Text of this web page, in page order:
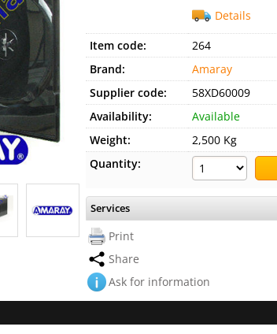
Details
Item code:
264
Brand:
Amaray
Supplier code:
58XD60009
Availability:
Available
Weight:
2,500 Kg
Quantity:
Services
Print
Share
Ask for information